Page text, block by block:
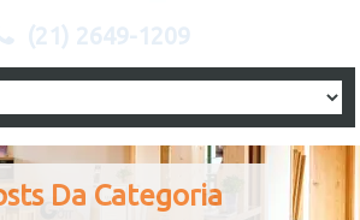
(21) 2649-1209
Da Categoria